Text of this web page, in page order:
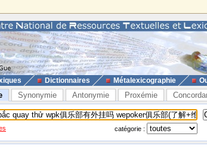
Dictionnaires Métalexicographie
Synonymie Antonymie Proxémie
catégorie :